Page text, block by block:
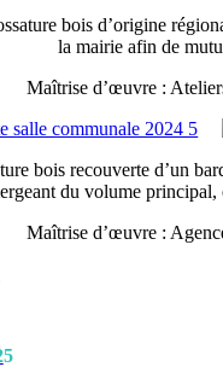
bois d’origine
la mairie afin de
Maîtrise d’œuvre :
bois recouverte d’un
du volume principal,
Maîtrise d’œuvre :
5